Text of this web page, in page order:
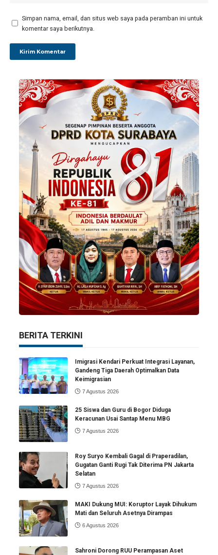
Simpan nama, email, dan situs web saya pada peramban ini untuk
komentar saya berikutnya.
BERITA TERKINI
Imigrasi Kendari Perkuat Integrasi Layanan,
Gandeng Tiga Daerah Optimalkan Data
Keimigrasian
7 Agustus 2026
25 Siswa dan Guru di Bogor Diduga
Keracunan Usai Santap Menu MBG
7 Agustus 2026
Roy Suryo Kembali Gagal di Praperadilan,
Gugatan Ganti Rugi Tak Diterima PN Jakarta
Selatan
7 Agustus 2026
MAKI Dukung MUI: Koruptor Layak Dihukum
Mati dan Seluruh Asetnya Dirampas
6 Agustus 2026
Sahroni Dorong RUU Perampasan Aset